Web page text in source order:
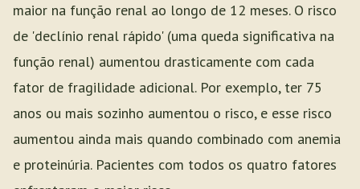
maior na função renal ao longo de 12 meses. O risco
de 'declínio renal rápido' (uma queda significativa na
função renal) aumentou drasticamente com cada
fator de fragilidade adicional. Por exemplo, ter 75
anos ou mais sozinho aumentou o risco, e esse risco
aumentou ainda mais quando combinado com anemia
e proteinúria. Pacientes com todos os quatro fatores